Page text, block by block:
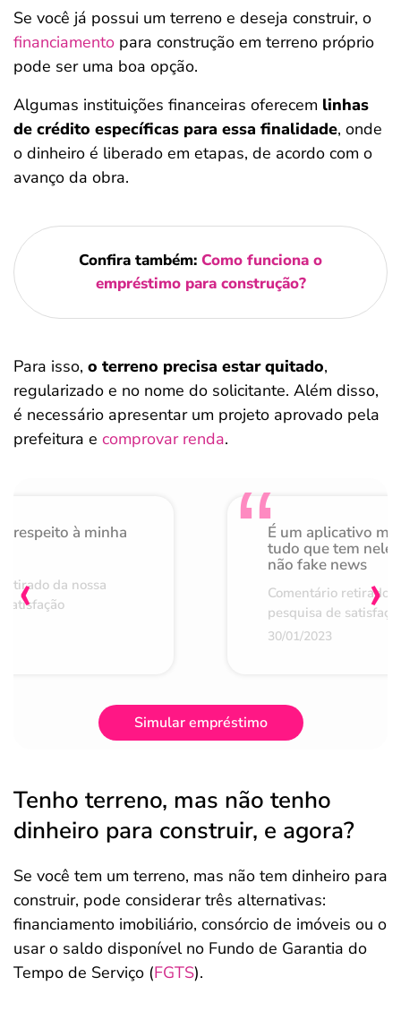
Se você já possui um terreno e deseja construir, o
financiamento para construção em terreno próprio
pode ser uma boa opção.
Algumas instituições financeiras oferecem linhas
de crédito específicas para essa finalidade, onde
o dinheiro é liberado em etapas, de acordo com o
avanço da obra.
Confira também: Como funciona o
empréstimo para construção?
Para isso, o terreno precisa estar quitado,
regularizado e no nome do solicitante. Além disso,
é necessário apresentar um projeto aprovado pela
prefeitura e comprovar renda.
respeito à minha
da nossa
É um aplicativo
tudo que tem nele
não fake news
Comentário retirado
pesquisa de
30/01/2023
‹ ›
Simular empréstimo
Tenho terreno, mas não tenho
dinheiro para construir, e agora?
Se você tem um terreno, mas não tem dinheiro para
construir, pode considerar três alternativas:
financiamento imobiliário, consórcio de imóveis ou o
usar o saldo disponível no Fundo de Garantia do
Tempo de Serviço (FGTS).